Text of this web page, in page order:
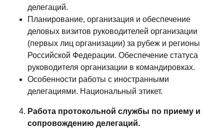
делегаций.
Планирование, организация и обеспечение
деловых визитов руководителей организации
(первых лиц организации) за рубеж и регионы
Российской Федерации. Обеспечение статуса
руководителя организации в командировках.
Особенности работы с иностранными
делегациями. Национальный этикет.
Работа протокольной службы по приему и
сопровождению делегаций.